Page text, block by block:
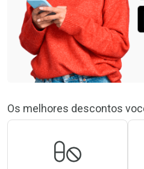
Os melhores descontos